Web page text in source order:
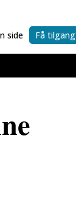
side Få tilgang